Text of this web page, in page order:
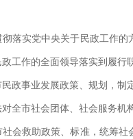
落实党中央关于民政工作
工作的全面领导落实到履行
民政事业发展政策、规划，制
对全市社会团体、社会服务机
社会救助政策、标准，统筹